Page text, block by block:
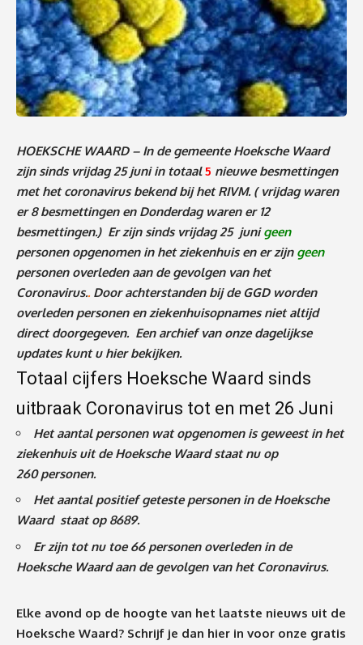
HOEKSCHE WAARD – In de gemeente Hoeksche Waard
zijn sinds vrijdag 25 juni in totaal5 nieuwe besmettingen
met het coronavirus bekend bij het RIVM. ( vrijdag waren
er 8 besmettingen en Donderdag waren er 12
besmettingen.) Er zijn sinds vrijdag 25 junigeen
personen opgenomen in het ziekenhuis en er zijn geen
personen overleden aan de gevolgen van het
Coronavirus.. Door achterstanden bij de GGD worden
overleden personen en ziekenhuisopnames niet altijd
direct doorgegeven. Een archief van onze dagelijkse
updates kunt u hierbekijken.
Totaal cijfers Hoeksche Waard sinds
uitbraak Coronavirus tot en met 26 Juni
Het aantal personen wat opgenomen is geweest in het
ziekenhuis uit de Hoeksche Waard staat nu op
260personen.
Het aantal positief geteste personen in de Hoeksche
Waard staat op 8689.
Er zijn tot nu toe 66 personen overleden in de
Hoeksche Waard aan de gevolgen van het Coronavirus.
Elke avond op de hoogte van het laatste nieuws uit de
Hoeksche Waard? Schrijf je dan hier in voor onze gratis